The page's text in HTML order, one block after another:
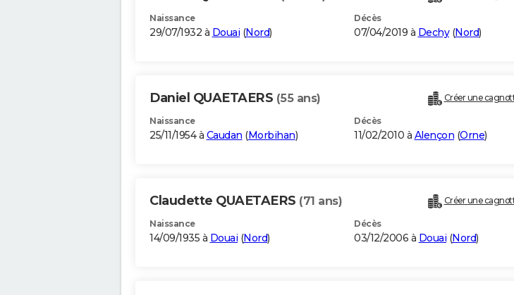
Naissance
29/07/1932 à Douai (Nord)
Décès
07/04/2019 à Dechy(Nord)
Daniel QUAETAERS (55 ans) Créer une
Naissance
25/11/1954 à Caudan (Morbihan)
Décès
11/02/2010 à Alençon (Orne)
Claudette QUAETAERS (71 ans) Créer une
Naissance
14/09/1935 à Douai (Nord)
Décès
03/12/2006 à Douai (Nord)